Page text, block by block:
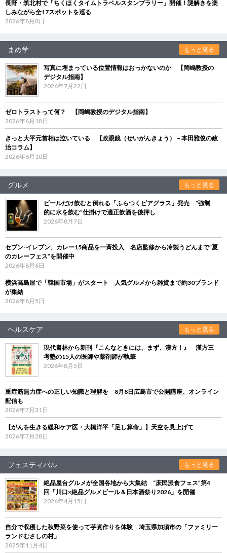
長野・筑北村で「ちくほくタイムトラベルスタンプラリー」開催！謎解きを楽
しみながら全17スポットを巡る
2026年8月8日
まめ学 もっと見る
写真に埋まっている位置情報はおっかないのか 【岡嶋教授の
デジタル指南】
2026年7月22日
ゼロトラストって何？ 【岡嶋教授のデジタル指南】
2026年6月18日
きっと大平元首相は泣いている 【政眼鏡（せいがんきょう）－本田雅俊の政
治コラム】
2026年6月10日
グルメ もっと見る
ビールだけ飲むと倒れる「ふらつくビアグラス」発売 “強制
的に水を飲む”仕掛けで適正飲酒を後押し
2026年8月7日
セブン‐イレブン、カレー15商品を一斉投入 名店監修から冷製うどんまで“夏
のカレーフェス”を開催中
2026年8月6日
横浜高島屋で「韓国市場」がスタート 人気グルメから雑貨まで約30ブランド
が集結
2026年8月5日
ヘルスケア もっと見る
現代書林から新刊『こんなときには、まず、漢方！』 漢方三
考塾の15人の医師や薬剤師が執筆
2026年8月5日
重症筋無力症への正しい知識と理解を 8月8日広島市で公開講座、オンライン
配信も
2026年7月31日
【がんを生きる緩和ケア医・大橋洋平「足し算命」】天空を見上げて
2026年7月28日
フェスティバル もっと見る
絶品屋台グルメが全国各地から大集結 “庶民派食フェス”第4
回「川口×絶品グルメビール＆日本酒祭り2026」を開催
2026年4月15日
自分で収穫した秋野菜を使って芋煮作りを体験 埼玉県加須市の「ファミリー
ランドむさしの村」
2025年11月4日